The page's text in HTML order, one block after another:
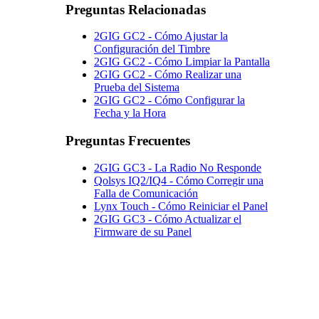
Preguntas Relacionadas
2GIG GC2 - Cómo Ajustar la
Configuración del Timbre
2GIG GC2 - Cómo Limpiar la Pantalla
2GIG GC2 - Cómo Realizar una
Prueba del Sistema
2GIG GC2 - Cómo Configurar la
Fecha y la Hora
Preguntas Frecuentes
2GIG GC3 - La Radio No Responde
Qolsys IQ2/IQ4 - Cómo Corregir una
Falla de Comunicación
Lynx Touch - Cómo Reiniciar el Panel
2GIG GC3 - Cómo Actualizar el
Firmware de su Panel